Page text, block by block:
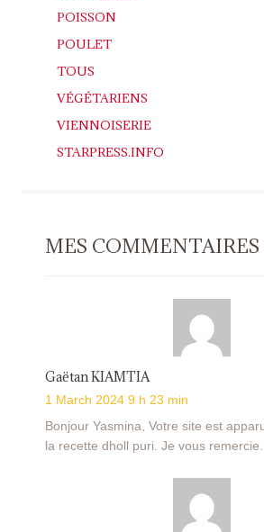
POISSON
POULET
TOUS
VÉGÉTARIENS
VIENNOISERIE
STARPRESS.INFO
MES COMMENTAIRES
Gaëtan KIAMTIA
1 March 2024 9 h 23 min
Bonjour Yasmina, Votre site est
la recette dholl puri. Je vous remercie.